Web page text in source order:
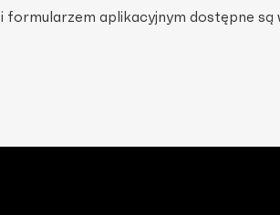
i formularzem aplikacyjnym dostępne są